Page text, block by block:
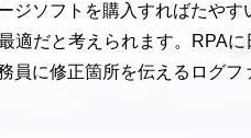
ジソフトを購入すればたや
適だと考えられます。RPA
員に修正箇所を伝えるログ